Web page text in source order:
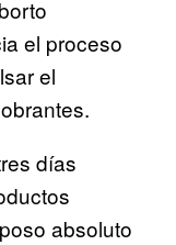
el proceso
el
días
absoluto